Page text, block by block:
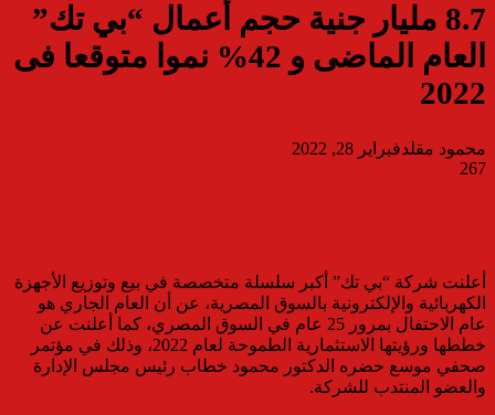
8.7 مليار جنية حجم أعمال “بي تك”
العام الماضى و 42% نموا متوقعا فى
2022
محمود مقلدفبراير 28, 2022
267
أعلنت شركة “بي تك” أكبر سلسلة متخصصة في بيع وتوزيع الأجهزة
الكهربائية والإلكترونية بالسوق المصرية، عن أن العام الجاري هو
عام الاحتفال بمرور 25 عام في السوق المصري، كما أعلنت عن
خططها ورؤيتها الاستثمارية الطموحة لعام 2022، وذلك في مؤتمر
صحفي موسع حضره الدكتور محمود خطاب رئيس مجلس الإدارة
والعضو المنتدب للشركة.